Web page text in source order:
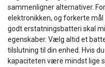
sammenligner alternativer.
elektronikken, og forkerte
godt erstatningsbatteri skal
egenskaber. Vælg altid et
tilslutning til din enhed. Hvis
kapaciteten være mindst lige